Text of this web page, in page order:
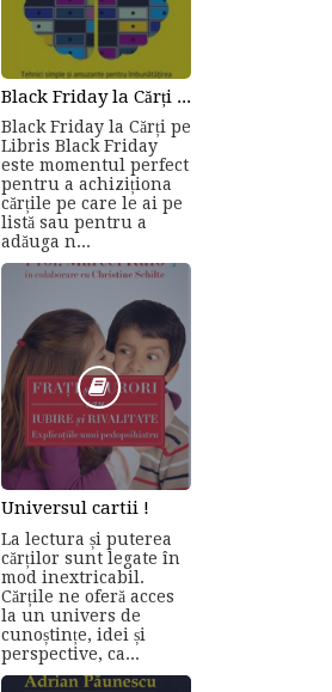
Black Friday la Cărți pe Libris
Black Friday la Cărți pe
Libris Black Friday
este momentul perfect
pentru a achiziționa
cărțile pe care le ai pe
listă sau pentru a
adăuga n...
Universul cartii !
La lectura și puterea
cărților sunt legate în
mod inextricabil.
Cărțile ne oferă acces
la un univers de
cunoștințe, idei și
perspective, ca...